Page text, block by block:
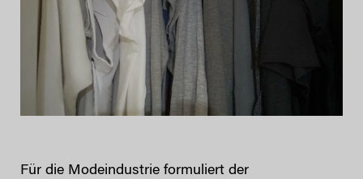
Für die Modeindustrie formuliert der